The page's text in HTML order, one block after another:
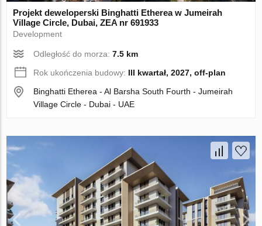
Projekt deweloperski Binghatti Etherea w Jumeirah
Village Circle, Dubai, ZEA nr 691933
Development
Odległość do morza:7.5 km
Rok ukończenia budowy: III kwartał, 2027, off-plan
Binghatti Etherea - Al Barsha South Fourth - Jumeirah
Village Circle - Dubai - UAE